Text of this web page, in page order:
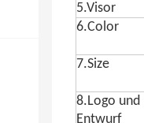
5.Visor
6.Color
7.Size
8.Logo und
Entwurf